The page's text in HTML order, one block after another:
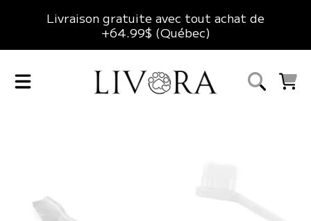
ALLER AU CONTENU
Livraison gratuite avec tout achat de
+64.99$ (Québec)